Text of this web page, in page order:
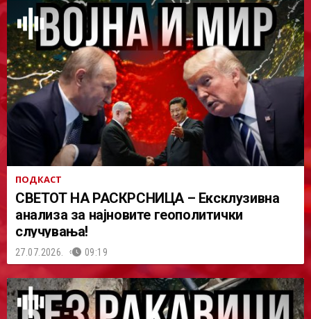
ПОДКАСТ
СВЕТОТ НА РАСКРСНИЦА – Ексклузивна
анализа за најновите геополитички
случувања!
27.07.2026. 09:19